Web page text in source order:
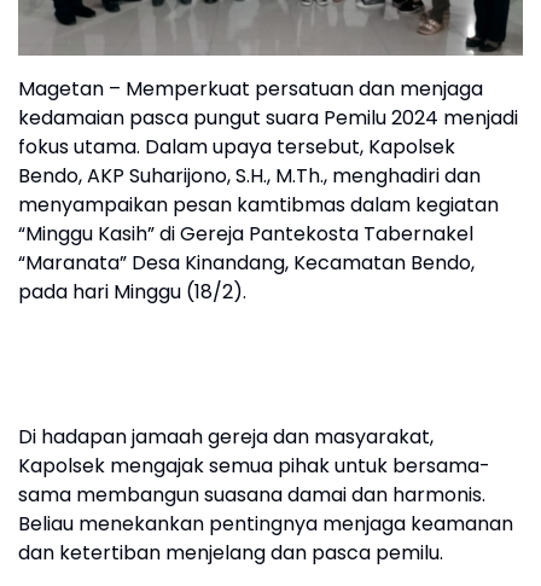
Magetan – Memperkuat persatuan dan menjaga
kedamaian pasca pungut suara Pemilu 2024 menjadi
fokus utama. Dalam upaya tersebut, Kapolsek
Bendo, AKP Suharijono, S.H., M.Th., menghadiri dan
menyampaikan pesan kamtibmas dalam kegiatan
“Minggu Kasih” di Gereja Pantekosta Tabernakel
“Maranata” Desa Kinandang, Kecamatan Bendo,
pada hari Minggu (18/2).
Di hadapan jamaah gereja dan masyarakat,
Kapolsek mengajak semua pihak untuk bersama-
sama membangun suasana damai dan harmonis.
Beliau menekankan pentingnya menjaga keamanan
dan ketertiban menjelang dan pasca pemilu.